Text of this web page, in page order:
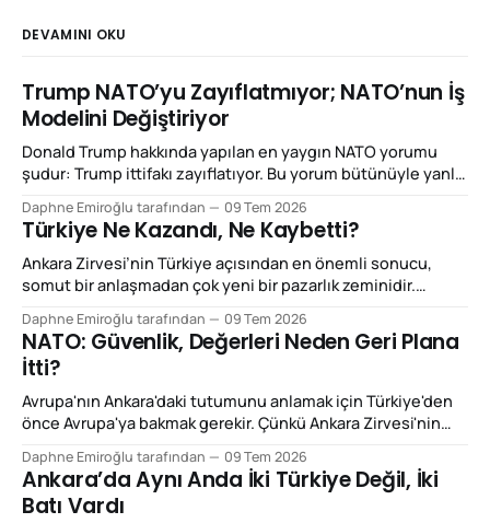
DEVAMINI OKU
Trump NATO’yu Zayıflatmıyor; NATO’nun İş
Modelini Değiştiriyor
Donald Trump hakkında yapılan en yaygın NATO yorumu
şudur: Trump ittifakı zayıflatıyor. Bu yorum bütünüyle yanlış
Çünkü Trump'ın yaptığı şey NATO'yu dağıtmaktan çok,
NATO'nun çalışma mantığını yeniden fiyatlandırmak.
Beğenilsin ya da beğenilmesin, bu
Daphne Emiroğlu tarafından 09 Tem 2026
Türkiye Ne Kazandı, Ne Kaybetti?
Ankara Zirvesi’nin Türkiye açısından en önemli sonucu,
somut bir anlaşmadan çok yeni bir pazarlık zeminidir.
kenarında duran ya da yalnızca coğrafi konumuyla önem
kazanan ülke görüntüsünden uzaklaşmaya çalıştı.
Ankara’nın vermek istediği mesaj daha netti: Eğer Avrupa
gerçekten daha fazla savunma
Daphne Emiroğlu tarafından 09 Tem 2026
NATO: Güvenlik, Değerleri Neden Geri Plana
İtti?
Avrupa'nın Ankara'daki tutumunu anlamak için Türkiye'den
önce Avrupa'ya bakmak gerekir. Çünkü Ankara Zirvesi'nin
değişiminden çok Avrupa'nın değişimini anlatıyordu. Yirmi
yıl önce böyle bir zirve düzenlenseydi, Avrupa'nın ilk
gündemi büyük
Daphne Emiroğlu tarafından 09 Tem 2026
Ankara’da Aynı Anda İki Türkiye Değil, İki
Batı Vardı